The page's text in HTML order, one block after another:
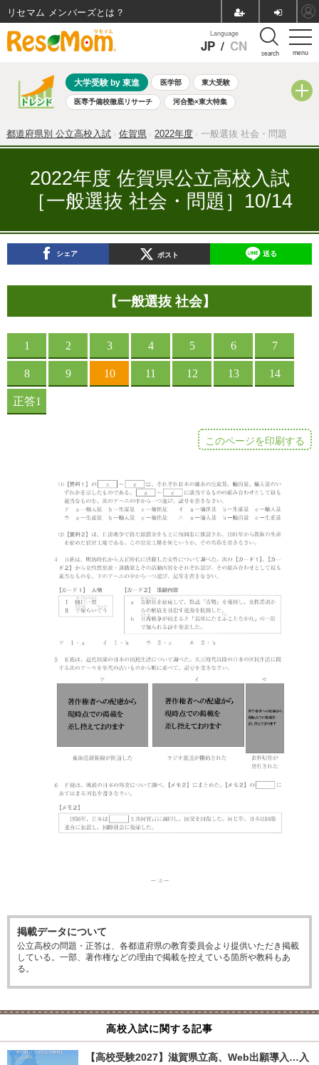
menu
Language
JP / CN search
大学受験 by 東進 医学部 東大受験
医専予備校徹底リサーチ 河合塾×東大特集
共通テスト 夏休み 8月開催学校説明会・相談会
自由研究教材（小学生向け） 自由研究教材（中学生向け）
ランキング
都道府県別 公立高校入試 佐賀県 2022年度 一般選抜 社会・問題
2022年度 佐賀県公立高校入試
［一般選抜 社会・問題］10/14
シェア ポスト 送る
【一般選抜 社会】
このページを印刷する
掲載データについて
公立高校の問題・正答は、各都道府県の教育委員会より提供いただき掲載
している。一部、著作権などの理由で掲載を控えている箇所や教科もあ
る。
高校入試に関する記事
【高校受験2027】滋賀県立高、Web出願導入…入
リセマム メンバーズ